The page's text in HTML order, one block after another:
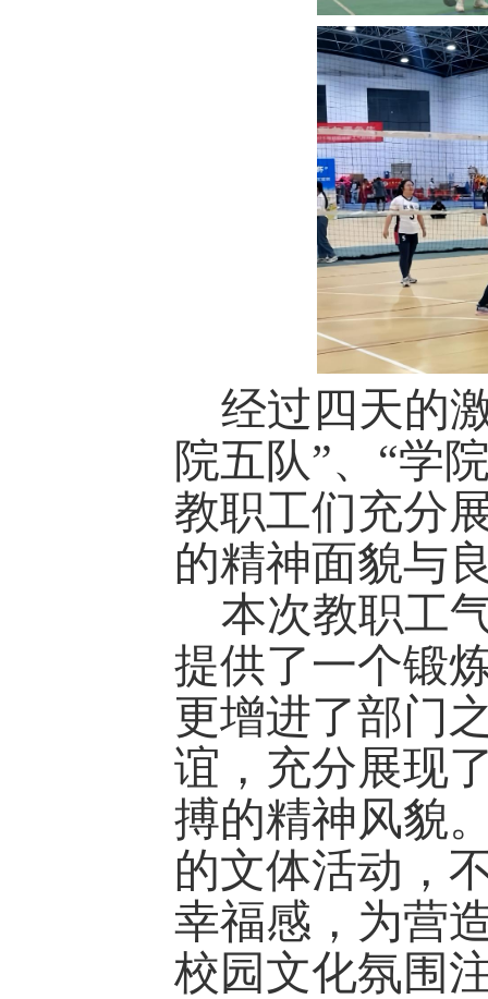
经过四天的
院五队”、“学
教职工们充分
的精神面貌与
本次教职工
提供了一个锻
更增进了部门
谊，充分展现
搏的精神风貌
的文体活动，
幸福感，为营
校园文化氛围